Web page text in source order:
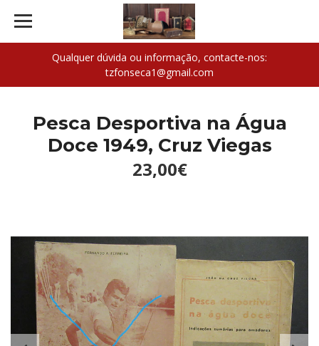
Qualquer dúvida ou informação, contacte-nos:
tzfonseca1@gmail.com
Pesca Desportiva na Água
Doce 1949, Cruz Viegas
23,00€